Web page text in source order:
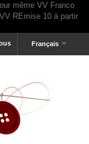
Français